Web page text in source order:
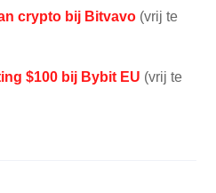
crypto bij Bitvavo (vrij te
$100 bij Bybit EU (vrij te